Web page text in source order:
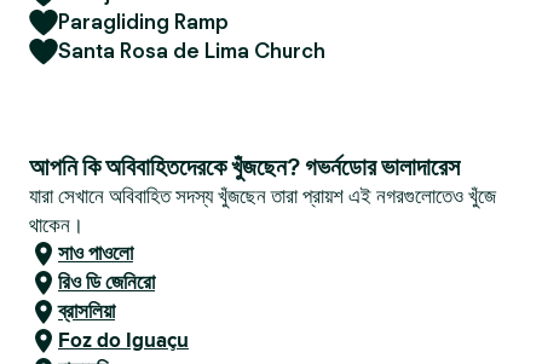
Paragliding Ramp
Santa Rosa de Lima Church
আপনি কি অবিবাহিতদেরকে খুঁজছেন? গভর্নডোর ভালাদারেস
যারা সেখানে অবিবাহিত সদস্য খুঁজছেন তারা প্রায়শ এই নগরগুলোতেও খুঁজে
থাকেন।
সাও পাওলো
রিও ডি জেনিরো
ব্রাসলিয়া
Foz do Iguaçu